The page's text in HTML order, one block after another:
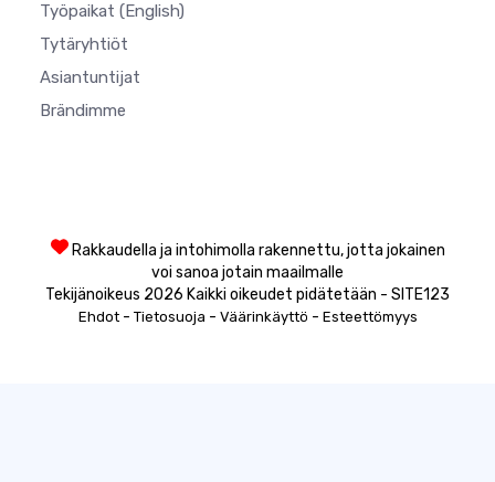
Työpaikat (English)
Tytäryhtiöt
Asiantuntijat
Brändimme
Rakkaudella ja intohimolla rakennettu, jotta jokainen
voi sanoa jotain maailmalle
Tekijänoikeus 2026 Kaikki oikeudet pidätetään - SITE123
Ehdot- Tietosuoja - Väärinkäyttö - Esteettömyys